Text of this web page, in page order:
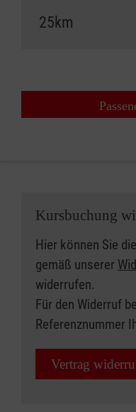
Kursbuchung
Hier können Sie
gemäß unserer
widerrufen.
Für den Widerruf
Referenznummer
Vertrag